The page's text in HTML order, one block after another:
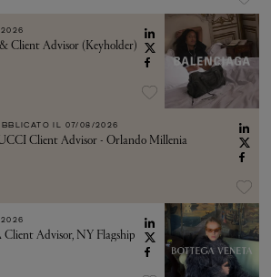
Client Advisor (Keyholder)
IL 07/08/2026
Client Advisor - Orlando Millenia
Advisor, NY Flagship